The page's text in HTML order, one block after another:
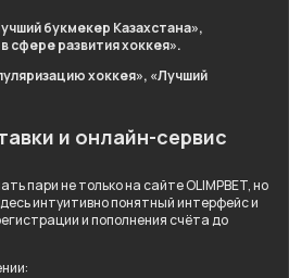
букмекер Казахстана»,
сфере развития хоккея».
хоккея», «Лучший
и онлайн-сервис
пари не только на сайте OLIMPBET, но
интуитивно понятный интерфейс и
и пополнения счёта до